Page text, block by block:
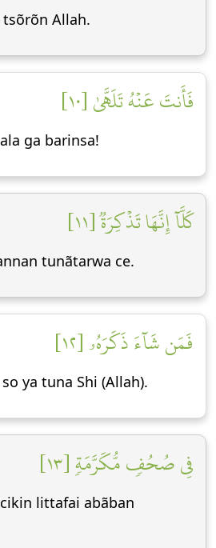
Allah.
فَأَنتَ عَنۡهُ تَلَهَّىٰ [١٠]
ga barinsa!
كَلَّآ إِنَّهَا تَذۡكِرَةٞ [١١]
tunãtarwa ce.
فَمَن شَآءَ ذَكَرَهُۥ [١٢]
ya tuna Shi (Allah).
فِي صُحُفٖ مُّكَرَّمَةٖ [١٣]
littafai abãban